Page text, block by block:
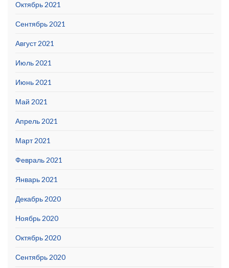
Октябрь 2021
Сентябрь 2021
Август 2021
Июль 2021
Июнь 2021
Май 2021
Апрель 2021
Март 2021
Февраль 2021
Январь 2021
Декабрь 2020
Ноябрь 2020
Октябрь 2020
Сентябрь 2020